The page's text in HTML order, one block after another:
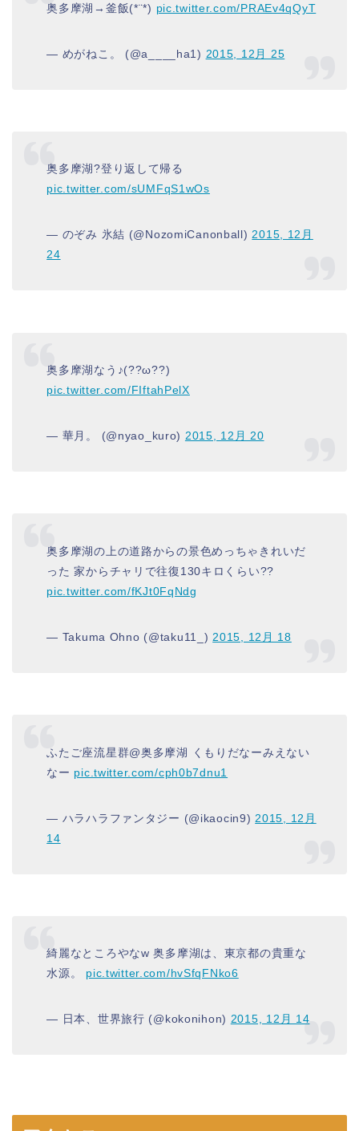
奥多摩湖→釜飯(*¨*) pic.twitter.com/PRAEv4qQyT
— めがねこ。 (@a____ha1) 2015, 12月 25
奥多摩湖?登り返して帰る
pic.twitter.com/sUMFqS1wOs
— のぞみ 氷結 (@NozomiCanonball)2015, 12月
24
奥多摩湖なう♪(??ω??)
pic.twitter.com/FIftahPelX
— 華月。 (@nyao_kuro) 2015, 12月 20
奥多摩湖の上の道路からの景色めっちゃきれいだ
った 家からチャリで往復130キロくらい??
pic.twitter.com/fKJt0FqNdg
— Takuma Ohno (@taku11_) 2015, 12月 18
ふたご座流星群@奥多摩湖 くもりだなーみえない
なー pic.twitter.com/cph0b7dnu1
— ハラハラファンタジー (@ikaocin9) 2015, 12月
14
綺麗なところやなw 奥多摩湖は、東京都の貴重な
水源。 pic.twitter.com/hvSfqFNko6
— 日本、世界旅行 (@kokonihon) 2015, 12月 14